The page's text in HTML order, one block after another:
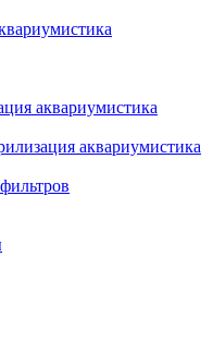
аквариумистика
аквариумистика